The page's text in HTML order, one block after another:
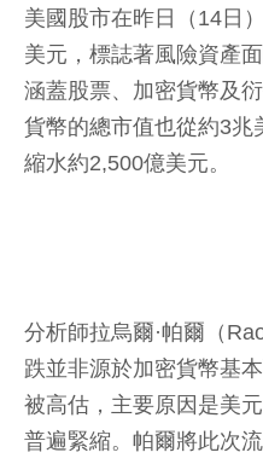
美國股市在昨日（14日
美元，標誌著風險資產
涵蓋股票、加密貨幣及
貨幣的總市值也從約3兆
縮水約2,500億美元。
分析師拉烏爾·帕爾（
跌並非源於加密貨幣基
被高估，主要原因是美
普遍緊縮。帕爾將此次